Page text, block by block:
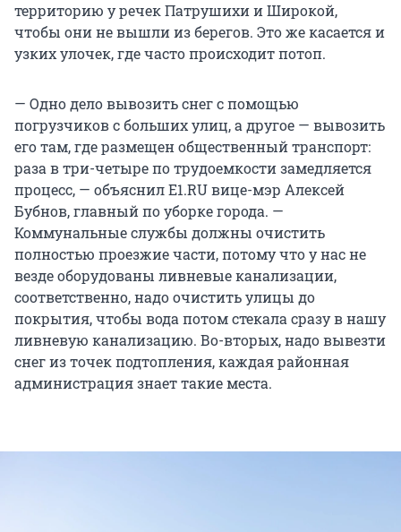
территорию у речек Патрушихи и Широкой,
чтобы они не вышли из берегов. Это же касается и
узких улочек, где часто происходит потоп.
— Одно дело вывозить снег с помощью
погрузчиков с больших улиц, а другое — вывозить
его там, где размещен общественный транспорт:
раза в три-четыре по трудоемкости замедляется
процесс, — объяснил E1.RU вице-мэр Алексей
Бубнов, главный по уборке города. —
Коммунальные службы должны очистить
полностью проезжие части, потому что у нас не
везде оборудованы ливневые канализации,
соответственно, надо очистить улицы до
покрытия, чтобы вода потом стекала сразу в нашу
ливневую канализацию. Во-вторых, надо вывезти
снег из точек подтопления, каждая районная
администрация знает такие места.